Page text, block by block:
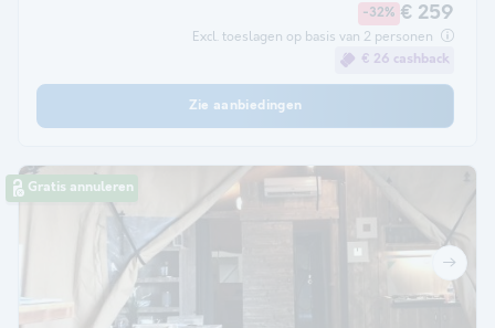
-32% € 259
Excl. toeslagen op basis van 2 personen
€ 26 cashback
Zie aanbiedingen
Gratis annuleren